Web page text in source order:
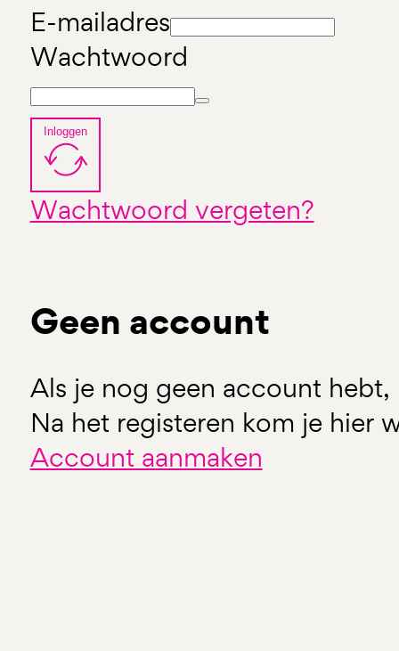
E-mailadres
Wachtwoord
Inloggen
Wachtwoord vergeten?
Geen account
Als je nog geen account hebt,
Na het registeren kom je hier
Account aanmaken